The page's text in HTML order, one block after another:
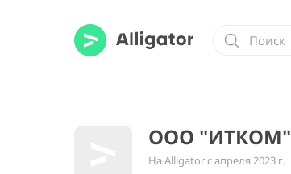
ООО "ИТКОМ"
На Alligator с апреля 2023 г.